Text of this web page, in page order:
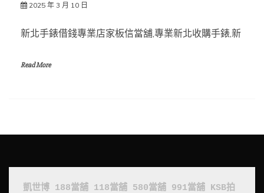
2025 年 3 月 10 日
新北手錶借錢專業店家板信當舖,專業新北收購手錶,新
Read More
凱世博 188當舖 118當舖 580當舖 991當舖 KSB拍